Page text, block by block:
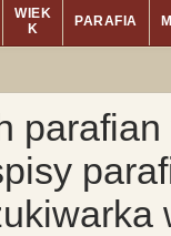
WIEK
K
PARAFIA